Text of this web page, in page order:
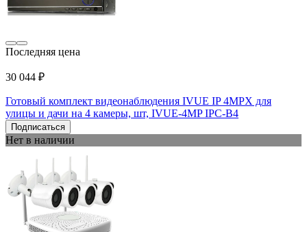
Последняя цена
30 044 ₽
Готовый комплект видеонаблюдения IVUE IP 4MPX для
улицы и дачи на 4 камеры, шт, IVUE-4MP IPC-B4
Подписаться
Нет в наличии